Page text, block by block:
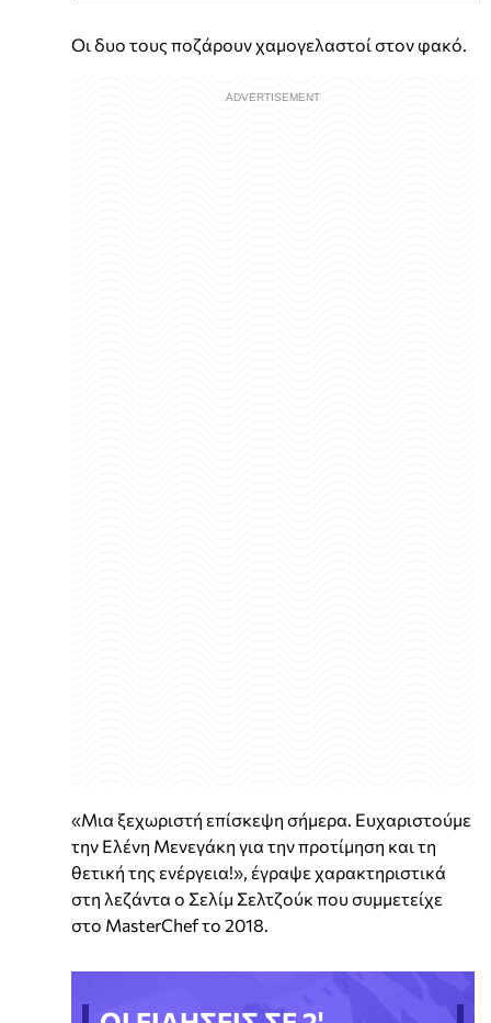
Οι δυο τους ποζάρουν χαμογελαστοί στον φακό.
«Μια ξεχωριστή επίσκεψη σήμερα. Ευχαριστούμε
την Ελένη Μενεγάκη για την προτίμηση και τη
θετική της ενέργεια!», έγραψε χαρακτηριστικά
στη λεζάντα ο Σελίμ Σελτζούκ που συμμετείχε
στο MasterChef το 2018.